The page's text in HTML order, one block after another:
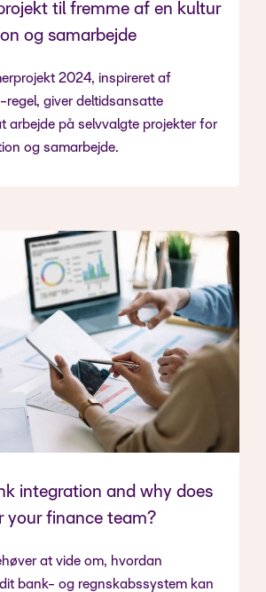
til fremme af en kultur
og samarbejde
2024, inspireret af
regel, giver deltidsansatte
arbejde på selvvalgte projekter for
og samarbejde.
integration and why does
your finance team?
at vide om, hvordan
bank- og regnskabssystem kan